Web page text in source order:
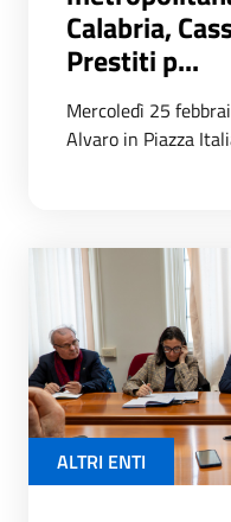
Calabria,
Prestiti p...
Mercoledì 25
Alvaro in Piazza
ALTRI ENTI